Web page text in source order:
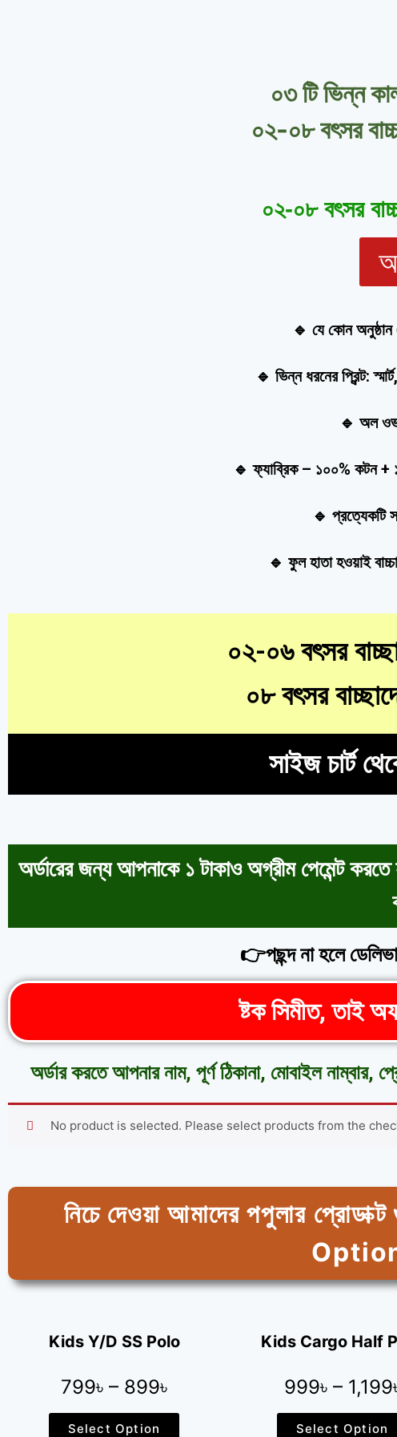
০৩ টি ভিন্ন
০২-০৮ বৎসর
০২-০৮ বৎসর
🔹 যে কোন অনুষ্ঠান
🔹 ভিন্ন ধরনের প্রিন্ট:
🔹 অল
🔹 ফ্যাব্রিক – ১০০% কটন +
🔹 প্রত্যেকটি
🔹 ফুল হাতা হওয়াই
০২-০৬ বৎসর
০৮ বৎসর
সাইজ চার্ট
অর্ডারের জন্য আপনাকে ১ টাকাও অগ্রীম পেমেন্ট
👉পছন্দ না হলে
ষ্টক সিমীত, তাই
অর্ডার করতে আপনার নাম, পূর্ণ ঠিকানা, মোবাইল
No product is selected. Please select products from the
নিচে দেওয়া আমাদের পপুলার
Kids Y/D SS Polo
799৳ – 899৳
Select Option
Kids Cargo Half
999৳ –
Select Option